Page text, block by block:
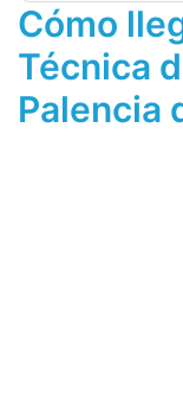
Cómo
Técnica
Palencia